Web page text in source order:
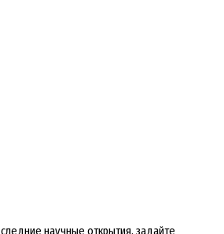
научные открытия, задайте